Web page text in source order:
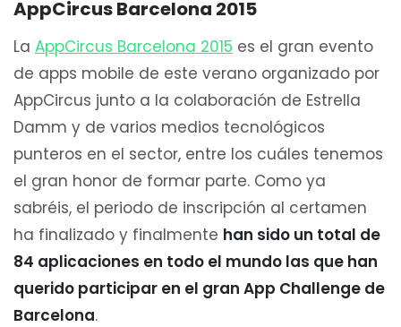
AppCircus Barcelona 2015
La AppCircus Barcelona 2015 es el gran evento
de apps mobile de este verano organizado por
AppCircus junto a la colaboración de Estrella
Damm y de varios medios tecnológicos
punteros en el sector, entre los cuáles tenemos
el gran honor de formar parte. Como ya
sabréis, el periodo de inscripción al certamen
ha finalizado y finalmente han sido un total de
84 aplicaciones en todo el mundo las que han
querido participar en el gran App Challenge de
Barcelona.